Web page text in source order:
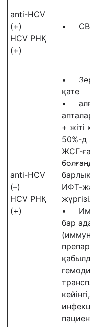
anti-HCV
(+)
HCV РНҚ
(+)
•
anti-HCV
(–)
HCV РНҚ
(+)
•
қате
•
+ жіті
50%-д
ЖСГ-ға
ИФТ-
•
бар